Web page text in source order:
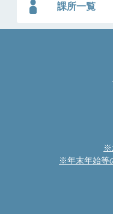
課所一覧
※
※年末年始等